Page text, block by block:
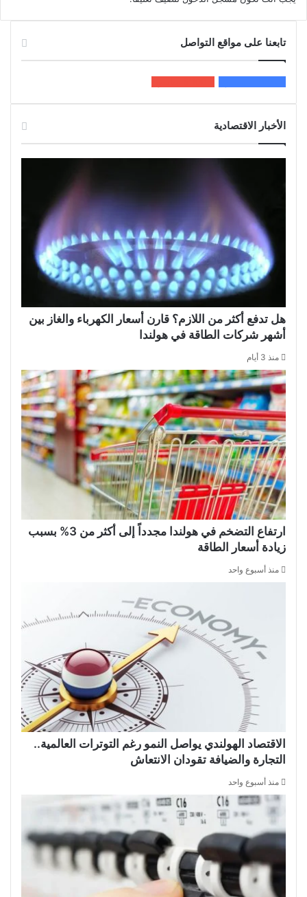
تابعنا على مواقع التواصل
الأخبار الاقتصادية
هل تدفع أكثر من اللازم؟ قارن أسعار الكهرباء والغاز بين
أشهر شركات الطاقة في هولندا
منذ 3 أيام
ارتفاع التضخم في هولندا مجدداً إلى أكثر من 3% بسبب
زيادة أسعار الطاقة
منذ أسبوع واحد
الاقتصاد الهولندي يواصل النمو رغم التوترات العالمية..
التجارة والضيافة تقودان الانتعاش
منذ أسبوع واحد